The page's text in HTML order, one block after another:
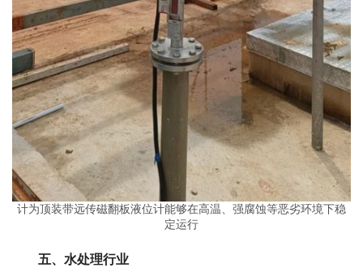
计为顶装带远传磁翻板液位计能够在高温、强腐蚀等恶劣环境下稳
定运行
五、水处理行业